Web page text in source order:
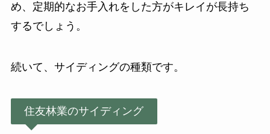
め、定期的なお手入れをした方がキレイが長持ち
するでしょう。
続いて、サイディングの種類です。
住友林業のサイディング